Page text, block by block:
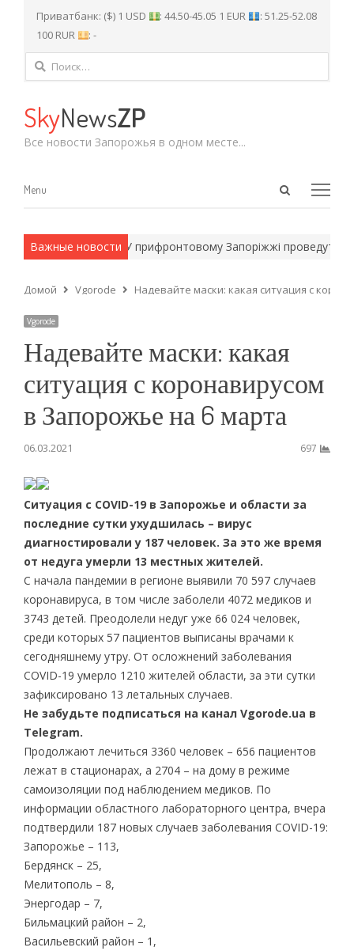
Приватбанк: ($) 1 USD : 44.50-45.05 1 EUR
: 51.25-52.08
100 RUR
: -
Найти:
SkyNewsZP
Все новости Запорожья в одном месте...
Open
Menu
Menu
Важные новости
методы. У прифронтовому Запоріжжі проведуть
Домой Vgorode Надевайте маски: какая ситуация с
Vgorode
Надевайте маски: какая
ситуация с коронавирусом
в Запорожье на 6 марта
06.03.2021 697
Ситуация с COVID-19 в Запорожье и области за
последние сутки ухудшилась – вирус
диагностировали у 187 человек. За это же время
от недуга умерли 13 местных жителей.
С начала пандемии в регионе выявили 70 597 случаев
коронавируса, в том числе заболели 4072 медиков и
3743 детей. Преодолели недуг уже 66 024 человек,
среди которых 57 пациентов выписаны врачами к
сегодняшнему утру. От осложнений заболевания
COVID-19 умерло 1210 жителей области, за эти сутки
зафиксировано 13 летальных случаев.
Не забудьте подписаться на канал Vgorode.ua в
Telegram.
Продолжают лечиться 3360 человек – 656 пациентов
лежат в стационарах, а 2704 – на дому в режиме
самоизоляции под наблюдением медиков. По
информации областного лабораторного центра, вчера
подтвердили 187 новых случаев заболевания COVID-19:
Запорожье – 113,
Бердянск – 25,
Мелитополь – 8,
Энергодар – 7,
Бильмацкий район – 2,
Васильевский район – 1,